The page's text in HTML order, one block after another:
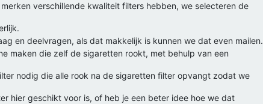
verschillende kwaliteit filters hebben, we selecteren de
en deelvragen, als dat makkelijk is kunnen we dat even mailen.
maken die zelf de sigaretten rookt, met behulp van een
nodig die alle rook na de sigaretten filter opvangt zodat we
hier geschikt voor is, of heb je een beter idee hoe we dat